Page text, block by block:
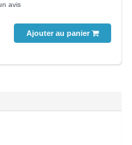
avis
Ajouter au panier